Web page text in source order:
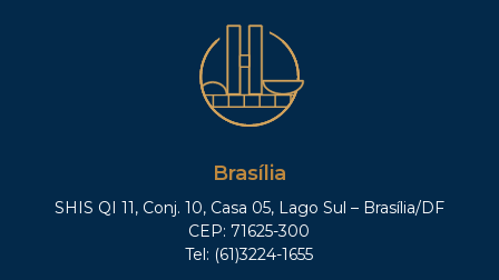
Brasília
SHIS QI 11, Conj. 10, Casa 05, Lago Sul – Brasília/DF
CEP: 71625-300
Tel: (61)3224-1655